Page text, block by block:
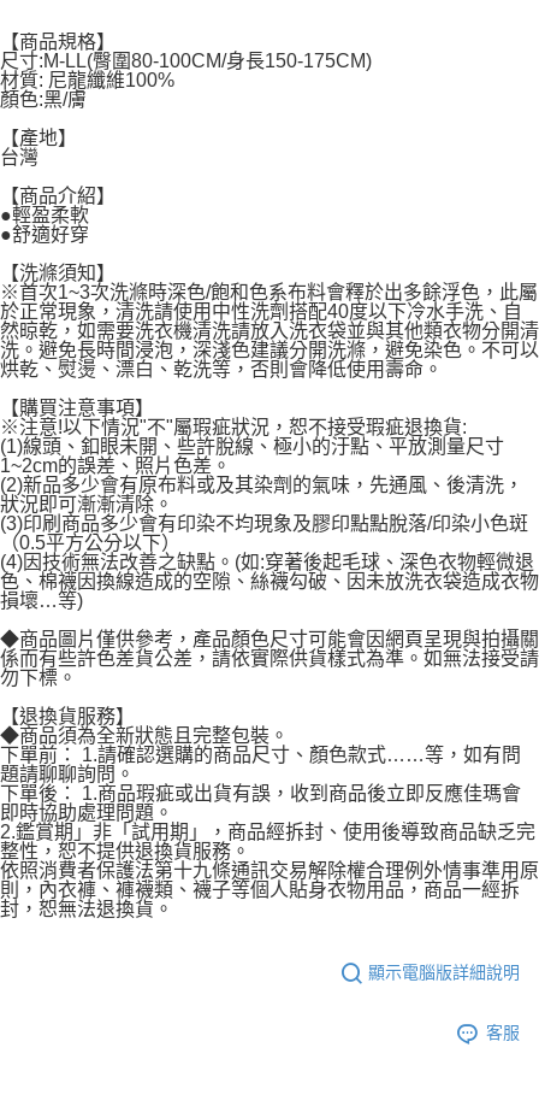
每筆NT$60，滿NT$599(含以上)免運費
宅配
每筆NT$120，滿NT$1,999(含以上)免運費
【商品規格】
尺寸:M-LL(臀圍80-100CM/身長150-175CM)
材質: 尼龍纖維100%
顏色:黑/膚
【產地】
台灣
【商品介紹】
●輕盈柔軟
●舒適好穿
【洗滌須知】
※首次1~3次洗滌時深色/飽和色系布料會釋於出多餘浮色，此屬
於正常現象，清洗請使用中性洗劑搭配40度以下冷水手洗、自
然晾乾，如需要洗衣機清洗請放入洗衣袋並與其他類衣物分開清
洗。避免長時間浸泡，深淺色建議分開洗滌，避免染色。不可以
烘乾、熨燙、漂白、乾洗等，否則會降低使用壽命。
【購買注意事項】
※注意!以下情況"不"屬瑕疵狀況，恕不接受瑕疵退換貨:
(1)線頭、釦眼未開、些許脫線、極小的汙點、平放測量尺寸
1~2cm的誤差、照片色差。
(2)新品多少會有原布料或及其染劑的氣味，先通風、後清洗，
狀況即可漸漸清除。
(3)印刷商品多少會有印染不均現象及膠印點點脫落/印染小色斑
（0.5平方公分以下）
(4)因技術無法改善之缺點。(如:穿著後起毛球、深色衣物輕微退
色、棉襪因換線造成的空隙、絲襪勾破、因未放洗衣袋造成衣物
損壞…等)
◆商品圖片僅供參考，產品顏色尺寸可能會因網頁呈現與拍攝關
係而有些許色差貨公差，請依實際供貨樣式為準。如無法接受請
勿下標。
【退換貨服務】
◆商品須為全新狀態且完整包裝。
下單前： 1.請確認選購的商品尺寸、顏色款式……等，如有問
題請聊聊詢問。
下單後： 1.商品瑕疵或出貨有誤，收到商品後立即反應佳瑪會
即時協助處理問題。
2.鑑賞期」非「試用期」，商品經拆封、使用後導致商品缺乏完
整性，恕不提供退換貨服務。
依照消費者保護法第十九條通訊交易解除權合理例外情事準用原
則，內衣褲、褲襪類、襪子等個人貼身衣物用品，商品一經拆
封，恕無法退換貨。
顯示電腦版詳細說明
客服